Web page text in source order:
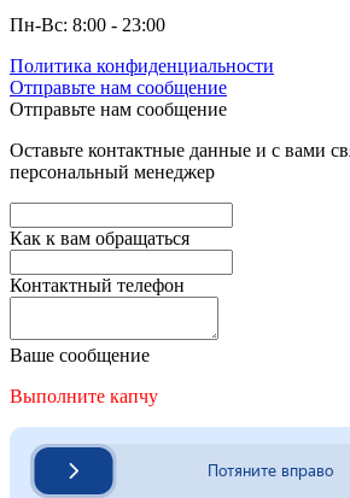
Пн-Вс: 8:00 - 23:00
Политика конфиденциальности
Отправьте нам сообщение
Отправьте нам сообщение
Оставьте контактные данные и с вами
персональный менеджер
Как к вам обращаться
Контактный телефон
Ваше сообщение
Выполните капчу